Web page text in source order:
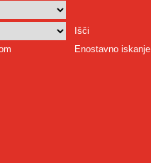
Išči
Enostavno iskanje